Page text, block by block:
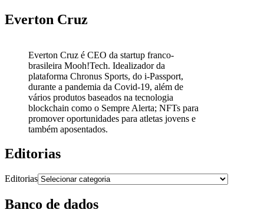
Everton Cruz
Everton Cruz é CEO da startup franco-
brasileira Mooh!Tech. Idealizador da
plataforma Chronus Sports, do i-Passport,
durante a pandemia da Covid-19, além de
vários produtos baseados na tecnologia
blockchain como o Sempre Alerta; NFTs para
promover oportunidades para atletas jovens e
também aposentados.
Editorias
Editorias
Banco de dados